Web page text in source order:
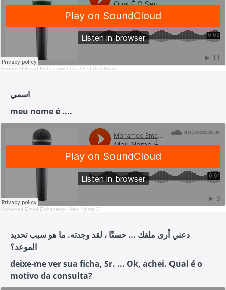
Mohamed Emad Elshenawy · Qual É O Seu Nome
اسمي
meu nome é ....
Mohamed Emad Elshenawy · Meu Nome É
دعني أرى ملفك ... حسنًا ، لقد وجدته. ما هو سبب تحديد
الموعد؟
deixe-me ver sua ficha, Sr. ... Ok, achei. Qual é o
motivo da consulta?